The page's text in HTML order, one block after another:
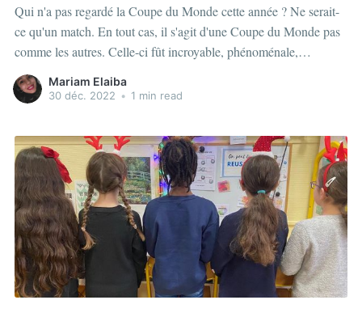
Qui n'a pas regardé la Coupe du Monde cette année ? Ne serait-
ce qu'un match. En tout cas, il s'agit d'une Coupe du Monde pas
comme les autres. Celle-ci fût incroyable, phénoménale,
nostalgique. Voilà comment la majorité des Africains,
Asiatiques, Latinos,
Mariam Elaiba
30 déc. 2022 • 1 min read